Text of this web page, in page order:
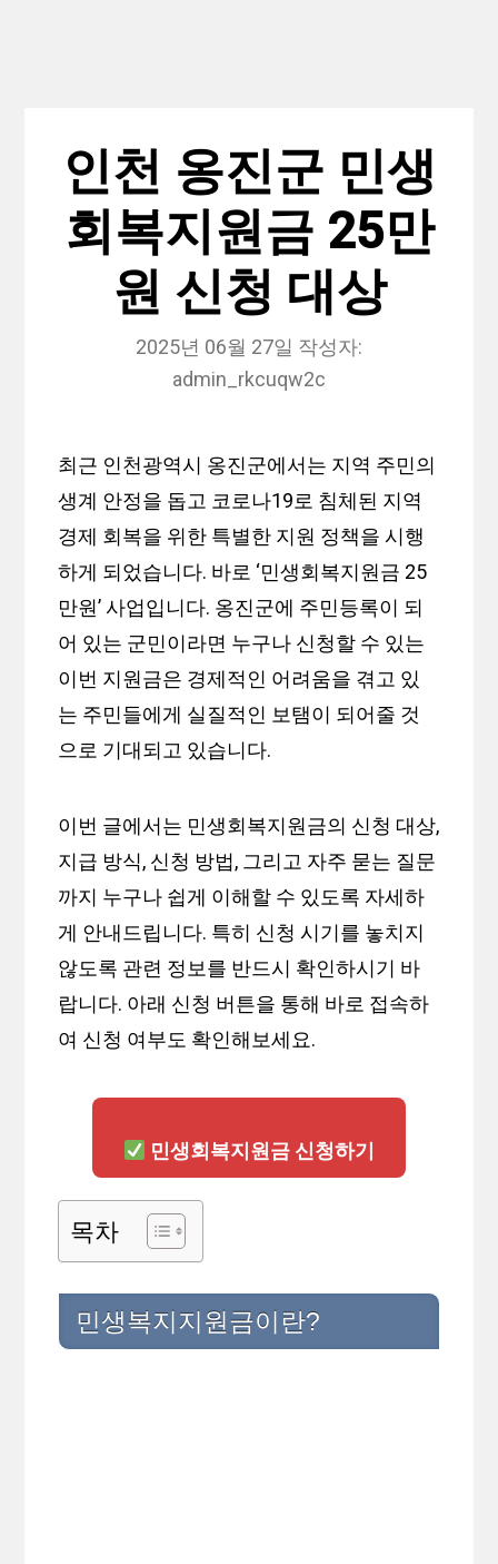
인천 옹진군 민생
회복지원금 25만
원 신청 대상
2025년 06월 27일 작성자:
admin_rkcuqw2c
최근 인천광역시 옹진군에서는 지역 주민의
생계 안정을 돕고 코로나19로 침체된 지역
경제 회복을 위한 특별한 지원 정책을 시행
하게 되었습니다. 바로 ‘민생회복지원금 25
만원’ 사업입니다. 옹진군에 주민등록이 되
어 있는 군민이라면 누구나 신청할 수 있는
이번 지원금은 경제적인 어려움을 겪고 있
는 주민들에게 실질적인 보탬이 되어줄 것
으로 기대되고 있습니다.
이번 글에서는 민생회복지원금의 신청 대상,
지급 방식, 신청 방법, 그리고 자주 묻는 질문
까지 누구나 쉽게 이해할 수 있도록 자세하
게 안내드립니다. 특히 신청 시기를 놓치지
않도록 관련 정보를 반드시 확인하시기 바
랍니다. 아래 신청 버튼을 통해 바로 접속하
여 신청 여부도 확인해보세요.
민생회복지원금 신청하기
목차
민생복지지원금이란?